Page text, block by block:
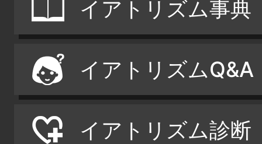
イアトリズム事典
イアトリズムQ&A
イアトリズム診断